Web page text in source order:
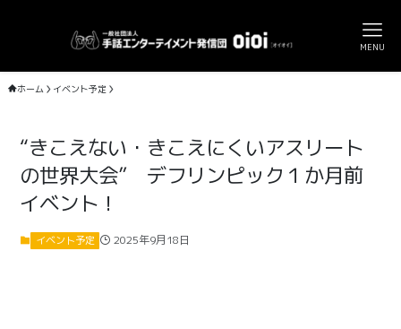
MENU
ホーム イベント予定
“きこえない・きこえにくいアスリート
の世界大会” デフリンピック１か月前
イベント！
イベント予定 2025年9月18日